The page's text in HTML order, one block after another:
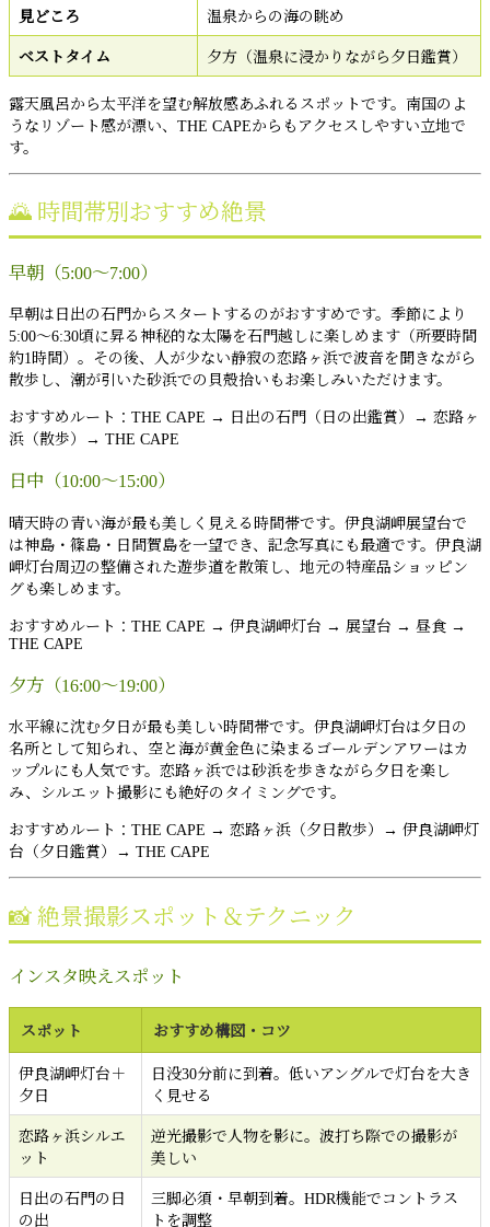
見どころ 温泉からの海の眺め
ベストタイム 夕方（温泉に浸かりながら夕日鑑賞）
露天風呂から太平洋を望む解放感あふれるスポットです。南国のよ
うなリゾート感が漂い、THE CAPEからもアクセスしやすい立地で
す。
🌄 時間帯別おすすめ絶景
早朝（5:00〜7:00）
早朝は日出の石門からスタートするのがおすすめです。季節により
5:00〜6:30頃に昇る神秘的な太陽を石門越しに楽しめます（所要時間
約1時間）。その後、人が少ない静寂の恋路ヶ浜で波音を聞きながら
散歩し、潮が引いた砂浜での貝殻拾いもお楽しみいただけます。
おすすめルート：THE CAPE → 日出の石門（日の出鑑賞）→ 恋路ヶ
浜（散歩）→ THE CAPE
日中（10:00〜15:00）
晴天時の青い海が最も美しく見える時間帯です。伊良湖岬展望台で
は神島・篠島・日間賀島を一望でき、記念写真にも最適です。伊良湖
岬灯台周辺の整備された遊歩道を散策し、地元の特産品ショッピン
グも楽しめます。
おすすめルート：THE CAPE → 伊良湖岬灯台 → 展望台 → 昼食 →
THE CAPE
夕方（16:00〜19:00）
水平線に沈む夕日が最も美しい時間帯です。伊良湖岬灯台は夕日の
名所として知られ、空と海が黄金色に染まるゴールデンアワーはカ
ップルにも人気です。恋路ヶ浜では砂浜を歩きながら夕日を楽し
み、シルエット撮影にも絶好のタイミングです。
おすすめルート：THE CAPE → 恋路ヶ浜（夕日散歩）→ 伊良湖岬灯
台（夕日鑑賞）→ THE CAPE
📸 絶景撮影スポット＆テクニック
インスタ映えスポット
スポット おすすめ構図・コツ
伊良湖岬灯台＋
夕日
日没30分前に到着。低いアングルで灯台を大き
く見せる
恋路ヶ浜シルエ
ット
逆光撮影で人物を影に。波打ち際での撮影が
美しい
日出の石門の日
の出
三脚必須・早朝到着。HDR機能でコントラス
トを調整